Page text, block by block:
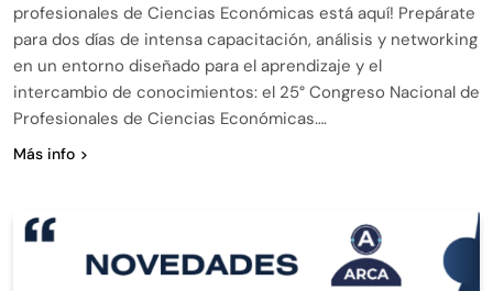
profesionales de Ciencias Económicas está aquí! Prepárate
para dos días de intensa capacitación, análisis y networking
en un entorno diseñado para el aprendizaje y el
intercambio de conocimientos: el 25° Congreso Nacional de
Profesionales de Ciencias Económicas….
Más info